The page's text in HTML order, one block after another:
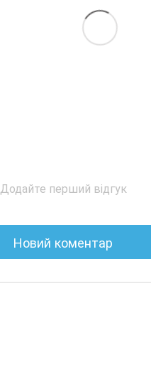
Додайте перший відгук
Новий коментар